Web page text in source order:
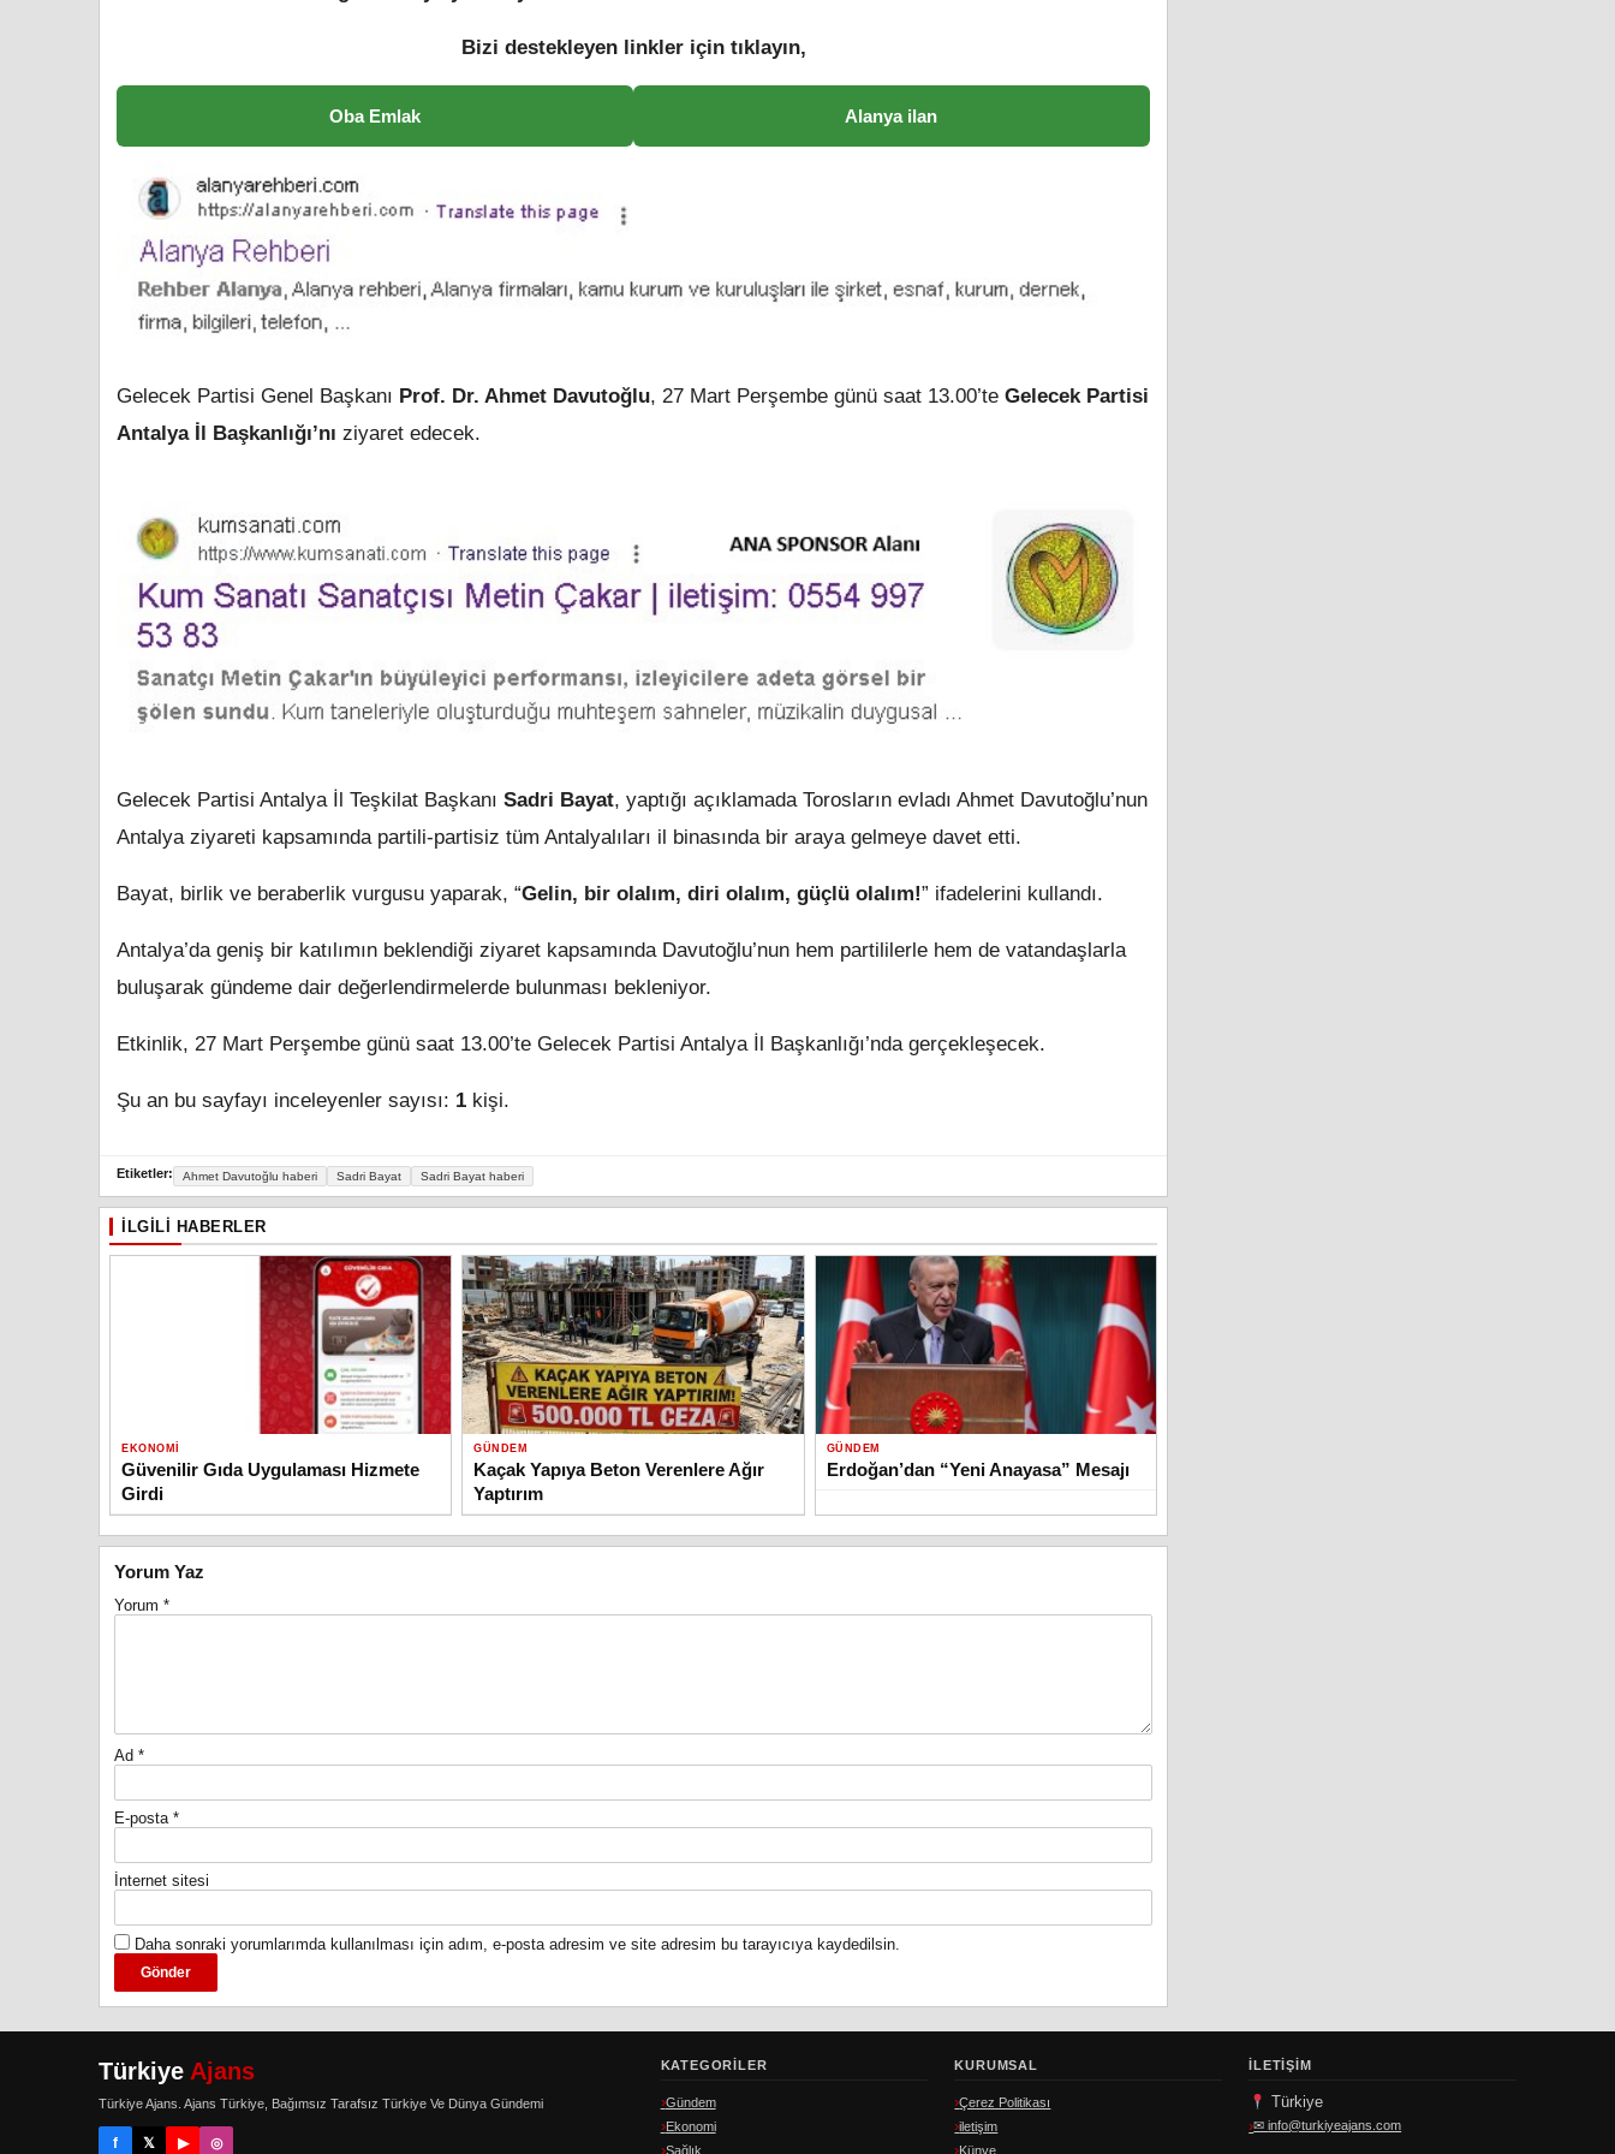
Bizi destekleyen linkler için tıklayın,
Oba Emlak Alanya ilan
Gelecek Partisi Genel Başkanı Prof. Dr. Ahmet Davutoğlu, 27 Mart Perşembe günü saat 13.00’te Gelecek Partisi
Antalya İl Başkanlığı’nı ziyaret edecek.
Gelecek Partisi Antalya İl Teşkilat Başkanı Sadri Bayat, yaptığı açıklamada Torosların evladı Ahmet Davutoğlu’nun
Antalya ziyareti kapsamında partili-partisiz tüm Antalyalıları il binasında bir araya gelmeye davet etti.
Bayat, birlik ve beraberlik vurgusu yaparak, “Gelin, bir olalım, diri olalım, güçlü olalım!” ifadelerini kullandı.
Antalya’da geniş bir katılımın beklendiği ziyaret kapsamında Davutoğlu’nun hem partililerle hem de vatandaşlarla
buluşarak gündeme dair değerlendirmelerde bulunması bekleniyor.
Etkinlik, 27 Mart Perşembe günü saat 13.00’te Gelecek Partisi Antalya İl Başkanlığı’nda gerçekleşecek.
Şu an bu sayfayı inceleyenler sayısı: 1 kişi.
Etiketler: Ahmet Davutoğlu haberi Sadri Bayat Sadri Bayat haberi
İLGILI HABERLER
EKONOMI
Güvenilir Gıda Uygulaması Hizmete
Girdi
GÜNDEM
Kaçak Yapıya Beton Verenlere Ağır
Yaptırım
GÜNDEM
Erdoğan’dan “Yeni Anayasa” Mesajı
Yorum Yaz
Yorum *
Ad *
E-posta *
İnternet sitesi
Daha sonraki yorumlarımda kullanılması için adım, e-posta adresim ve site adresim bu tarayıcıya kaydedilsin.
Türkiye Ajans
Türkiye Ajans. Ajans Türkiye, Bağımsız Tarafsız Türkiye Ve Dünya Gündemi
f 𝕏 ▶ ◎
KATEGORILER
Gündem
Ekonomi
Sağlık
KURUMSAL
Çerez Politikası
iletişim
Künye
İLETIŞIM
Türkiye
✉info@turkiyeajans.com